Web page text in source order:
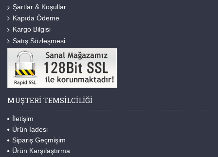
Şartlar & Koşullar
Kapıda Ödeme
Kargo Bilgisi
Satış Sözleşmesi
MÜŞTERI TEMSILCILIĞI
İletişim
Ürün İadesi
Sipariş Geçmişim
Ürün Karşılaştırma